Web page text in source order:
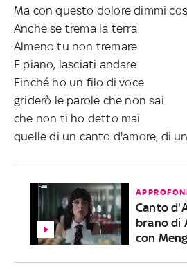
Ma con questo dolore dimmi
Anche se trema la terra
Almeno tu non tremare
E piano, lasciati andare
Finché ho un filo di voce
griderò le parole che non sai
che non ti ho detto mai
quelle di un canto d'amore, di
Canto
brano di
con